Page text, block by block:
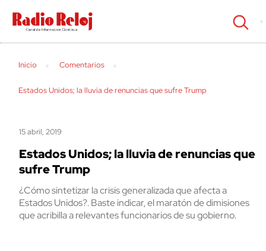
cerrar
Inicio Comentarios
Estados Unidos; la lluvia de renuncias que sufre Trump
15 abril, 2019
Estados Unidos; la lluvia de renuncias que
sufre Trump
¿Cómo sintetizar la crisis generalizada que afecta a
Estados Unidos?. Baste indicar, el maratón de dimisiones
que acribilla a relevantes funcionarios de su gobierno.